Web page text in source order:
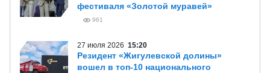
фестиваля «Золотой муравей»
961
27 июля 2026 15:20
Резидент «Жигулевской долины»
вошел в топ-10 национального